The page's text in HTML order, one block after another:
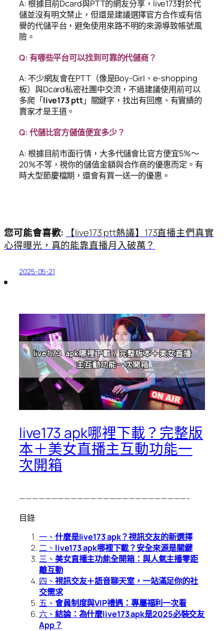
A: 根據目前Dcard與PTT的網友分享，live173對於代
儲並沒有明文禁止，但還是建議選擇官方合作或有信
譽的代儲平台，避免使用來路不明的來源導致帳號風
險。
Q: 有哪些平台可以找到可靠的代儲商？
A: 不少網友會在PTT（像是Boy-Girl、e-shopping
板）與Dcard私密社團中交流，不過建議使用前可以
多爬「live173 ptt」關鍵字，找出有回應、有實績的
賣家才是王道。
Q: 代儲比官方儲值便宜多少？
A: 根據目前市面行情，大多代儲會比官方便宜5%～
20%不等，視你的儲值金額與合作商的優惠而定。有
時大型節慶檔期，還會有買一送一的優惠。
您可能會喜歡:
【live173 ptt熱議】173直播主們真實
心得曝光，真的能靠直播月入破萬？
2025-05-21
live173 apk哪裡下載？完整版
本＋美女直播主互動功能一
次開箱
——————————————————————————-
目錄
一、 什麼是live173 apk？視訊交友的新選擇
二、 live173 apk哪裡下載？安全來源是關鍵
三、 美女直播主功能全開箱：與人氣主播零距
離互動
四、 視訊交友＋語音聊天室，一站滿足你的社
交需求
五、 會員制度與VIP禮遇：專屬福利一次看
六、 結論：為什麼live173 apk是2025必裝交友
App？